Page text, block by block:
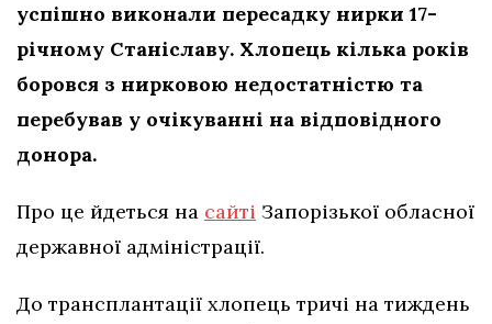
успішно виконали пересадку нирки 17-
річному Станіславу. Хлопець кілька років
боровся з нирковою недостатністю та
перебував у очікуванні на відповідного
донора.
Про це йдеться на сайті Запорізької обласної
державної адміністрації.
До трансплантації хлопець тричі на тиждень